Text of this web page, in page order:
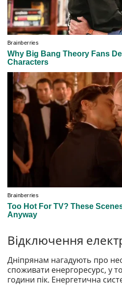
Відключення
Дніпрянам нагадують про
споживати енергоресурс, у
години пік. Енергетична